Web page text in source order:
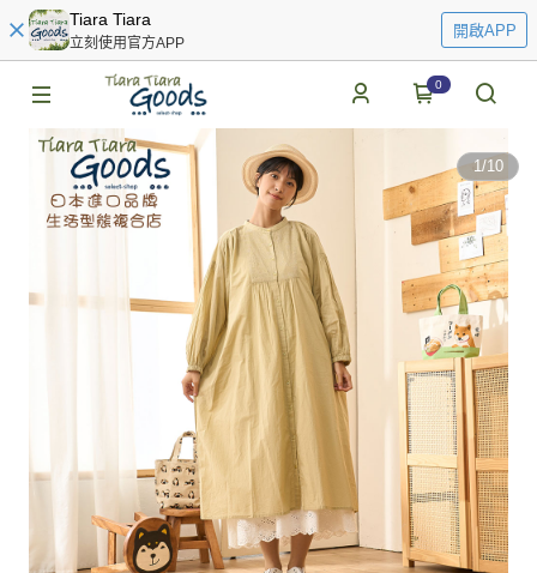
Tiara Tiara
立刻使用官方APP
開啟APP
0
1/10